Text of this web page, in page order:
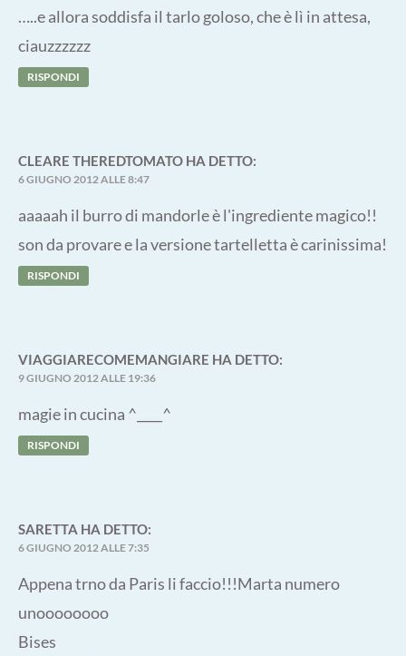
…..e allora soddisfa il tarlo goloso, che è lì in attesa,
ciauzzzzzz
RISPONDI
CLEARE THEREDTOMATO HA DETTO:
6 GIUGNO 2012 ALLE 8:47
aaaaah il burro di mandorle è l'ingrediente magico!!
son da provare e la versione tartelletta è carinissima!
RISPONDI
VIAGGIARECOMEMANGIARE HA DETTO:
9 GIUGNO 2012 ALLE 19:36
magie in cucina ^____^
RISPONDI
SARETTA HA DETTO:
6 GIUGNO 2012 ALLE 7:35
Appena trno da Paris li faccio!!!Marta numero
unoooooooo
Bises